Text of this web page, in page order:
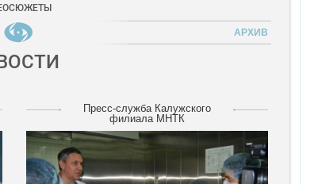
АРХИВ
Пресс-служба Калужского
филиала МНТК